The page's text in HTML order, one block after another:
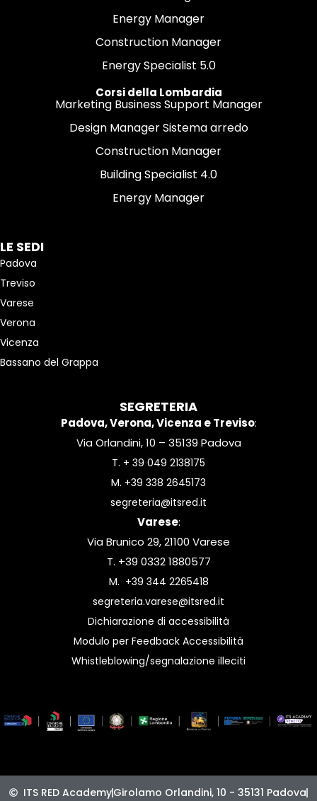
Energy Manager
Construction Manager
Energy Specialist 5.0
Corsi della Lombardia
Marketing Business Support Manager
Design Manager Sistema arredo
Construction Manager
Building Specialist 4.0
Energy Manager
LE SEDI
Padova
Treviso
Varese
Verona
Vicenza
Bassano del Grappa
SEGRETERIA
Padova, Verona, Vicenza e Treviso:
Via Orlandini, 10 – 35139 Padova
T. + 39 049 2138175
M. +39 338 2645173
segreteria@itsred.it
Varese:
Via Brunico 29, 21100 Varese
T. +39 0332 1880577
M. +39 344 2265418
segreteria.varese@itsred.it
Dichiarazione di accessibilità
Modulo per Feedback Accessibilità
Whistleblowing/segnalazione illeciti
ITS RED AcademyGirolamo Orlandini, 10 - 35131 Padova